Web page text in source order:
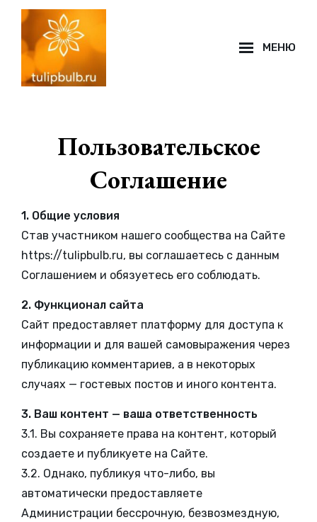
Перейти
содержимому
МЕНЮ
Пользовательское
Соглашение
1. Общие условия
Став участником нашего сообщества на Сайте
https://tulipbulb.ru, вы соглашаетесь с данным
Соглашением и обязуетесь его соблюдать.
2. Функционал сайта
Сайт предоставляет платформу для доступа к
информации и для вашей самовыражения через
публикацию комментариев, а в некоторых
случаях — гостевых постов и иного контента.
3. Ваш контент — ваша ответственность
3.1. Вы сохраняете права на контент, который
создаете и публикуете на Сайте.
3.2. Однако, публикуя что-либо, вы
автоматически предоставляете
Администрации бессрочную, безвозмездную,